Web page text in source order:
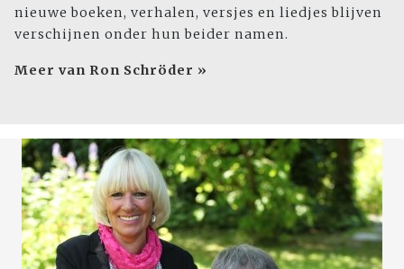
nieuwe boeken, verhalen, versjes en liedjes blijven
verschijnen onder hun beider namen.
Meer van Ron Schröder »